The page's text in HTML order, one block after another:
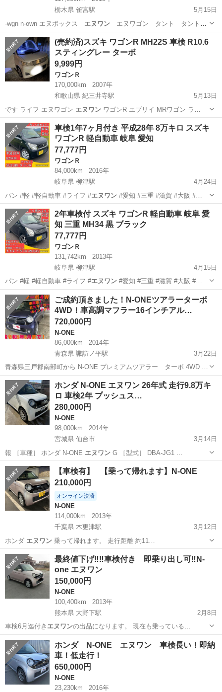
栃木県 雀宮駅
5月15日
-wgn n-own エヌボックス エヌワンエヌワゴン タント タントカ
スタム…
栃木 河内郡 雀宮駅 N-BOX
(売約済)スズキ ワゴンR MH22S 車検 R10.6
スティングレー ターボ
9,999円
ワゴンＲ
170,000km
2007年
和歌山県 紀三井寺駅
5月13日
です ライフ エヌワゴン エヌワンワゴンR エブリイ MRワゴン ラ…
和歌山 和歌山市 紀三井寺駅 ワゴンＲ ワゴンR
車検1年7ヶ月付き 平成28年 8万キロ スズキ
ワゴンR 軽自動車 岐阜 愛知
77,777円
ワゴンＲ
84,000km
2016年
岐阜県 柳津駅
4月24日
パン #軽 #軽自動車 #ライフ #エヌワン#愛知 #三重 #滋賀 #大阪 #…
岐阜 岐阜市 柳津駅 ワゴンＲ ワゴンR
2年車検付 スズキ ワゴンR 軽自動車 岐阜 愛
知 三重 MH34 黒 ブラック
77,777円
ワゴンＲ
131,742km
2013年
岐阜県 柳津駅
4月15日
パン #軽 #軽自動車 #ライフ #エヌワン#愛知 #三重 #滋賀 #大阪 #…
岐阜 岐阜市 柳津駅 ワゴンＲ
ご成約頂きました！N-ONEツアラーターボ
4WD！車高調マフラー16インチアル…
720,000円
N-ONE
86,000km
2014年
青森県 諏訪ノ平駅
3月22日
青森県三戸郡南部町から N-ONE プレミアムツアラー ターボ 4WD 平
成26年式 走行86000キロ 車検令和9年6月まで！ テイン車高調 社外マ
フラー 新品バッテリー 新品ディスプレイオーディオ 16インチアルミ
ホイ...
青森 三戸郡 諏訪ノ平駅 エヌワン
ホンダ N-ONE エヌワン 26年式 走行9.8万キ
ロ 車検2年 プッシュス…
280,000円
N-ONE
98,000km
2014年
宮城県 仙台市
3月14日
報 ［車種］ ホンダ N-ONE エヌワンG ［型式］ DBA-JG1 …
宮城 仙台市 N-ONE エヌワン
【車検有】⠀【乗って帰れます】N-ONE
210,000円
オンライン決済
N-ONE
114,000km
2013年
千葉県 木更津駅
3月12日
ホンダ エヌワン乗って帰れます。 走行距離 約11…
千葉 木更津市 木更津駅 N-ONE ワゴンR
最終値下げ‼️‼️車検付き 即乗り出し可‼️N-
one エヌワン
150,000円
N-ONE
100,400km
2013年
熊本県 大野下駅
2月8日
車検6月迄付き エヌワンの出品になります。 現在も乗っている…
熊本 玉名市 大野下駅
ホンダ N-ONE エヌワン 車検長い！即納
車！低走行！
650,000円
N-ONE
23,230km
2016年